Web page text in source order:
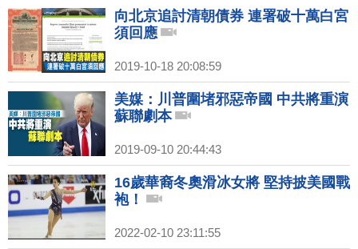
向北京追討清朝債券 連署破十萬白宮
須回應
2019-10-18 20:08:59
美媒：川普圍堵邪惡帝國 中共將重演
蘇聯劇本
2019-09-10 20:44:43
16歲華裔冬奧滑冰女將 堅持披美國戰
袍！
2022-02-10 23:11:55